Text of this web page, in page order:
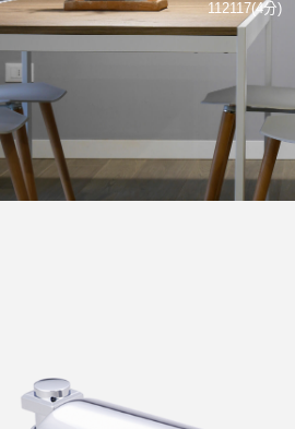
112117(4分)